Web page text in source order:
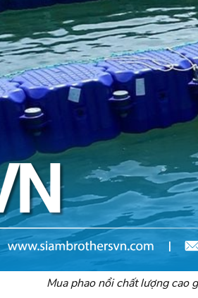
Mua phao nổi chất lượng cao